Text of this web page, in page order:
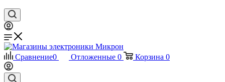
Сравнение0 Отложенные 0 Корзина 0